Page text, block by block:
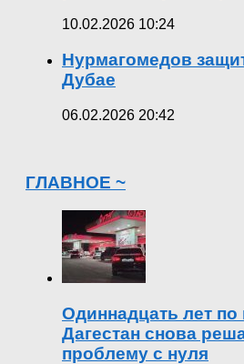
10.02.2026 10:24
Нурмагомедов
Дубае
06.02.2026 20:42
ГЛАВНОЕ ~
Одиннадцать лет по
Дагестан снова
проблему с нуля